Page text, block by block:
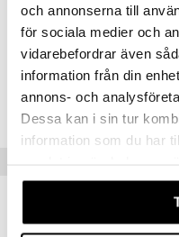
och annonserna till
för sociala medier och
vidarebefordrar även
information från din
annons- och
Dessa kan i sin tur
information som du har
våra cookies vid fortsatt
Anna kuivua täysin ilmassa
Poista kiharrustyökalu ja
Tuotenumero
CBWA9-D8-1-XX-XX